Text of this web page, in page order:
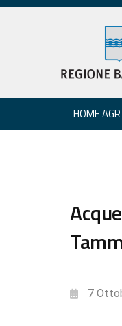
HOME AGR
7